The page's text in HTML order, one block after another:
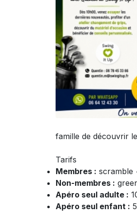
famille de découvrir
Tarifs
Membres : scramble
Non-membres :
Apéro seul adulte :
Apéro seul enfant :